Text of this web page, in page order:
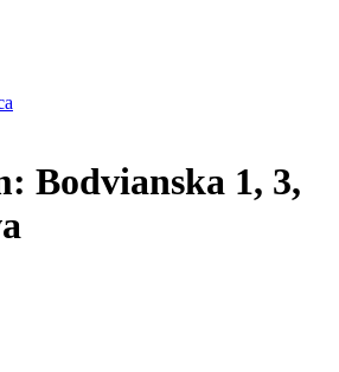
Bodvianska 1, 3,